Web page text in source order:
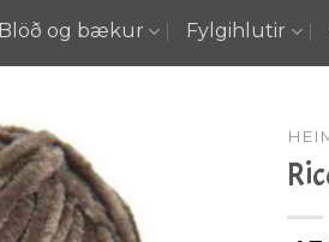
Blöð og bækur Fylgihlutir